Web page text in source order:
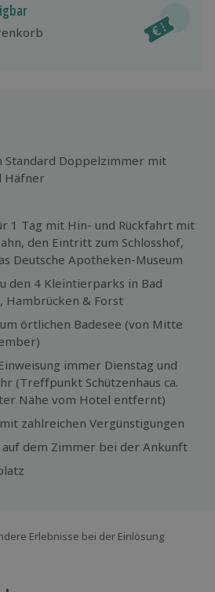
Erlebnisse einlösbar.
Standard Doppelzimmer mit
Häfner
1 Tag mit Hin- und Rückfahrt mit
den Eintritt zum Schlosshof,
Deutsche Apotheken-Museum
den 4 Kleintierparks in Bad
Hambrücken & Forst
örtlichen Badesee (von Mitte
immer Dienstag und
(Treffpunkt Schützenhaus ca.
Nähe vom Hotel entfernt)
zahlreichen Vergünstigungen
auf dem Zimmer bei der Ankunft
Erlebnisse bei der Einlösung